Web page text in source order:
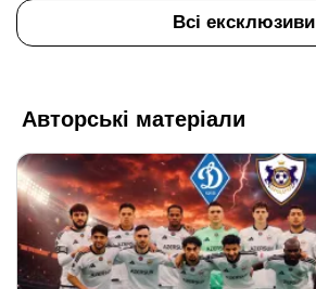
Всі ексклюзиви
Авторські матеріали